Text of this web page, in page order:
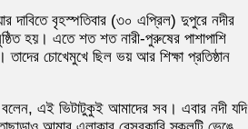
দাবিতে বৃহস্পতিবার (৩০ এপ্রিল) দুপুরে নদীর
হয়। এতে শত শত নারী-পুরুষের পাশাপাশি
তাদের চোখেমুখে ছিল ভয় আর শিক্ষা প্রতিষ্ঠান
বলেন, এই ভিটাটুকুই আমাদের সব। এবার নদী যদি